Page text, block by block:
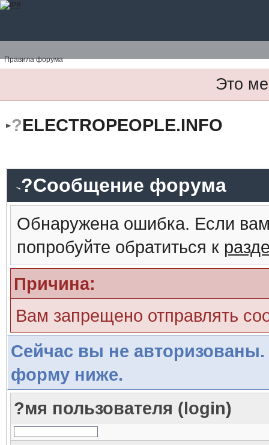
Правила форума
Это
?ELECTROPEOPLE.INFO
?Сообщение форума
Обнаружена ошибка. Если
попробуйте обратиться к
Причина:
Вам запрещено отправлять
Сейчас вы не авторизованы.
форму ниже.
?мя пользователя (login)